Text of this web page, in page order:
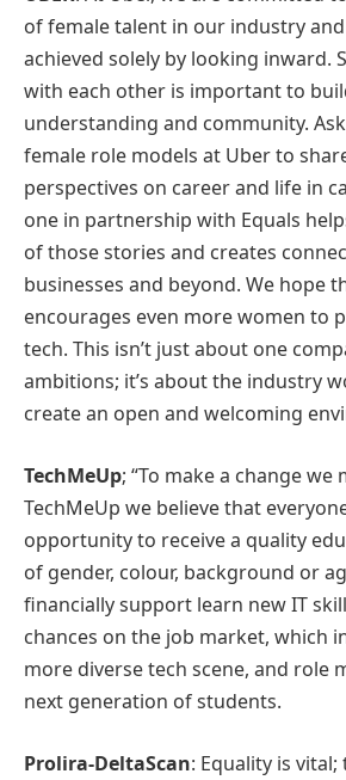
of female talent in our industry and
achieved solely by looking inward.
with each other is important to
understanding and community.
female role models at Uber to
perspectives on career and life in
one in partnership with Equals
of those stories and creates
businesses and beyond. We hope
encourages even more women to
tech. This isn’t just about one
ambitions; it’s about the industry
create an open and welcoming
TechMeUp; “To make a change we
TechMeUp we believe that
opportunity to receive a quality
of gender, colour, background or
financially support learn new IT
chances on the job market, which
more diverse tech scene, and role
next generation of students.
Prolira-DeltaScan: Equality is